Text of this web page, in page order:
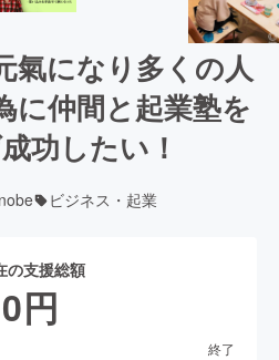
氣になり多くの人
に仲間と起業塾を
功したい！
ビジネス・起業
の支援総額
0円
終了